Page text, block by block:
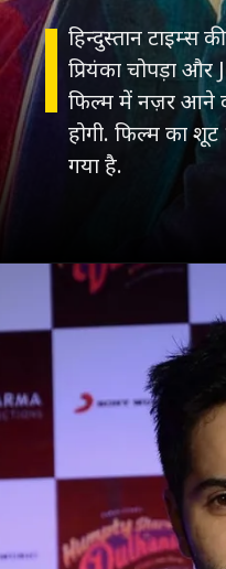
हिन्दुस्तान टाइम्स
प्रियंका चोपड़ा
फिल्म में नज़र आने
होगी. फिल्म का
गया है.